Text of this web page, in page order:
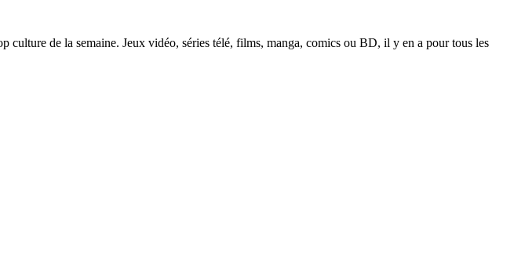
de la semaine. Jeux vidéo, séries télé, films, manga, comics ou BD, il y en a pour tous les